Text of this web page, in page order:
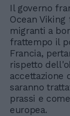
Il governo
Ocean
migranti a
frattempo il
Francia,
rispetto
accettazione
saranno
prassi e
europea.